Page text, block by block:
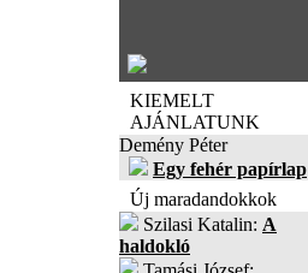
KIEMELT
AJÁNLATUNK
Demény Péter
Egy fehér papírlap
Új maradandokkok
Szilasi Katalin: A
haldokló